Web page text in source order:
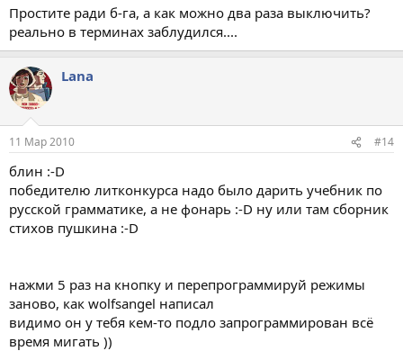
Простите ради б-га, а как можно два раза выключить?
реально в терминах заблудился....
Lana
11 Мар 2010 #14
блин :-D
победителю литконкурса надо было дарить учебник по
русской грамматике, а не фонарь :-D ну или там сборник
стихов пушкина :-D
нажми 5 раз на кнопку и перепрограммируй режимы
заново, как wolfsangel написал
видимо он у тебя кем-то подло запрограммирован всё
время мигать ))